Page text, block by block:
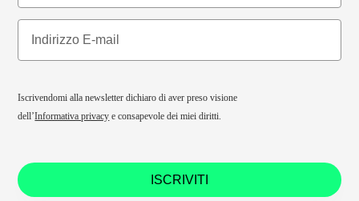
ISCRIVITI
Iscrivendomi alla newsletter dichiaro di aver preso visione
dell’Informativa privacy e consapevole dei miei diritti.